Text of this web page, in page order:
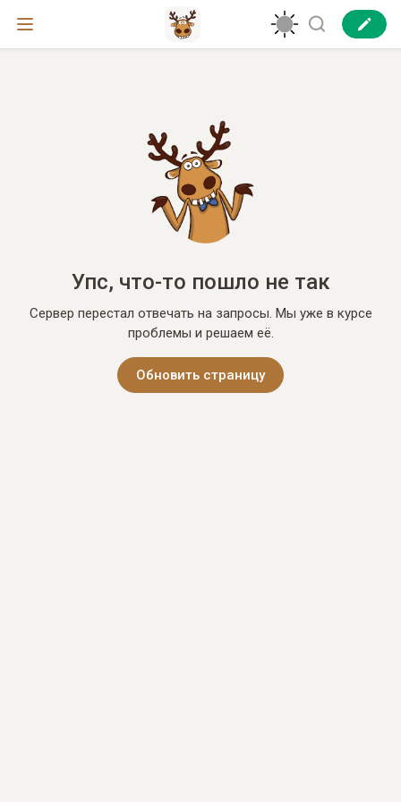
Упс, что-то пошло не так
Сервер перестал отвечать на запросы. Мы уже в курсе
проблемы и решаем её.
Обновить страницу